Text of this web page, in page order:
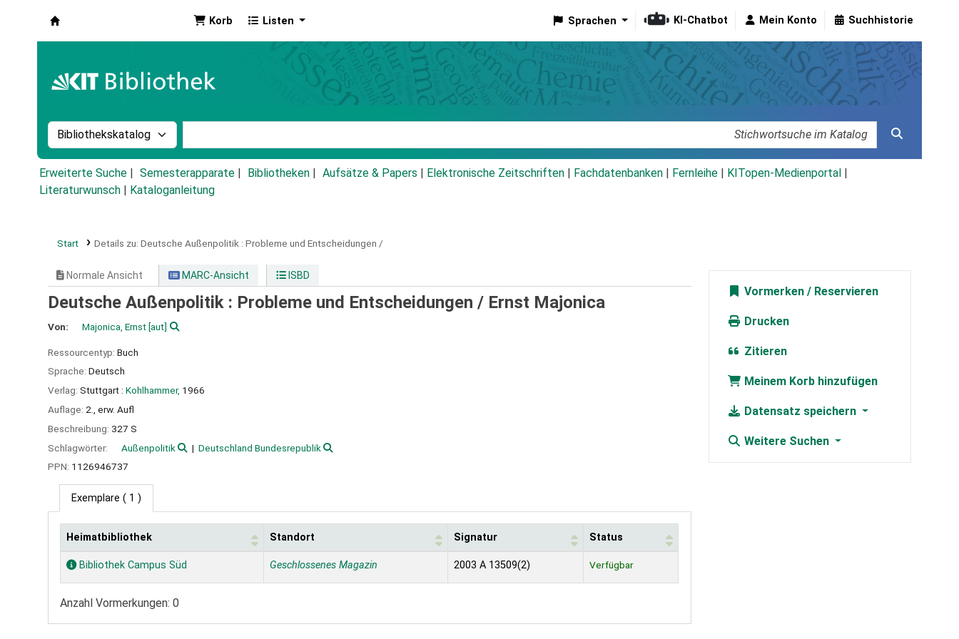
Korb Listen Sprachen KI-Chatbot Mein Konto Suchhistorie
Suche im Katalog nach:
Erweiterte Suche Semesterapparate Bibliotheken Aufsätze & Papers Elektronische Zeitschriften Fachdatenbanken Fernleihe KITopen-Medienportal
Literaturwunsch
Kataloganleitung
Start Details zu: Deutsche Außenpolitik : Probleme und Entscheidungen /
Normale Ansicht MARC-Ansicht ISBD
Deutsche Außenpolitik : Probleme und Entscheidungen / Ernst Majonica
Von: Majonica, Ernst[aut]
Ressourcentyp: Buch
Sprache: Deutsch
Verlag: Stuttgart : Kohlhammer, 1966
Auflage: 2., erw. Aufl
Beschreibung: 327 S
Schlagwörter:
Außenpolitik
Deutschland Bundesrepublik
PPN: 1126946737
Exemplare ( 1 )
Exemplare
Heimatbibliothek Standort Signatur Status
Bibliothek Campus Süd Geschlossenes Magazin 2003 A 13509(2) Verfügbar
Anzahl Vormerkungen: 0
Vormerken
Drucken
Zitieren
Meinem Korb hinzufügen
Datensatz speichern
Weitere Suchen